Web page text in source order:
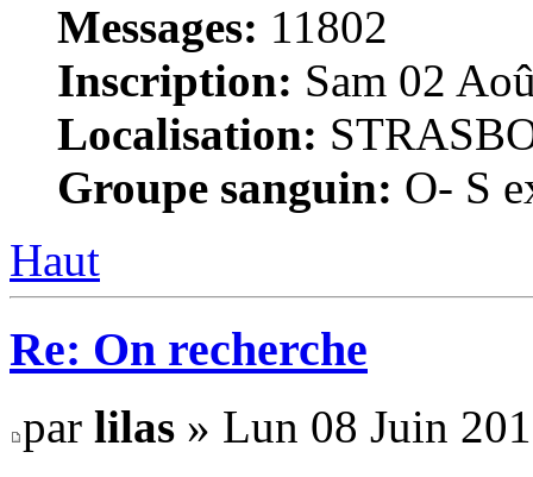
Messages: 11802
Inscription: Sam 02
Localisation:
Groupe sanguin: O- S
Haut
Re: On recherche
par lilas » Lun 08 Juin